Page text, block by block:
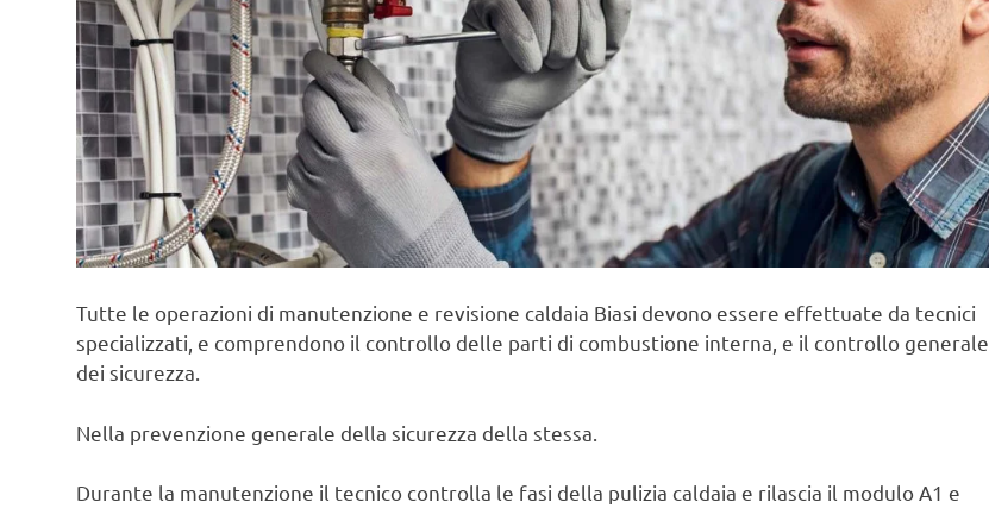
Tutte le operazioni di manutenzione e revisione caldaia Biasi devono essere effettuate da tecnici
specializzati, e comprendono il controllo delle parti di combustione interna, e il controllo generale
dei sicurezza.
Nella prevenzione generale della sicurezza della stessa.
Durante la manutenzione il tecnico controlla le fasi della pulizia caldaia e rilascia il modulo A1 e